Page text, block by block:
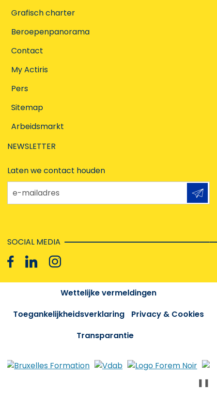
Grafisch charter
Beroepenpanorama
Contact
My Actiris
Pers
Sitemap
Arbeidsmarkt
NEWSLETTER
Laten we contact houden
e-mailadres
SOCIAL MEDIA
Wettelijke vermeldingen
Toegankelijkheidsverklaring
Privacy & Cookies
Transparantie
❚❚